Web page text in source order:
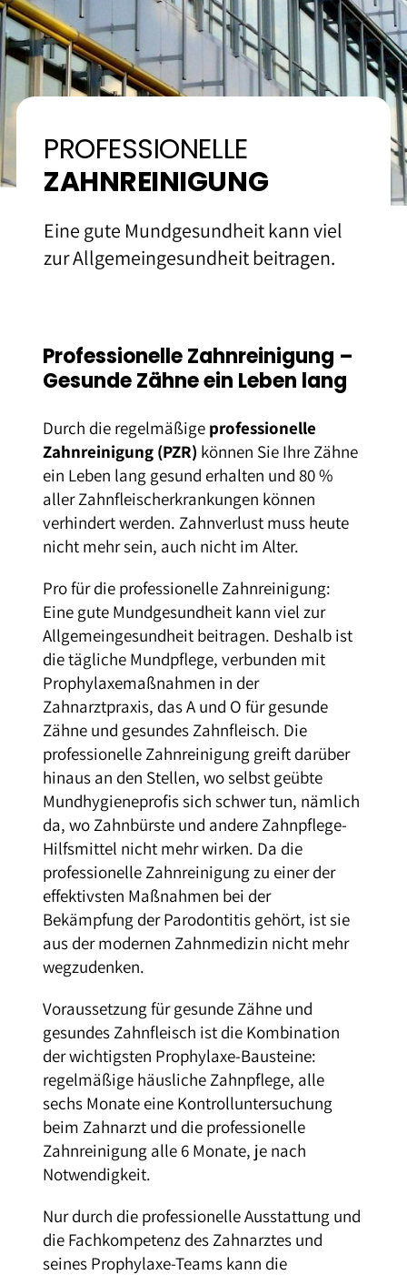
Kontakt und Anfahrt
PROFESSIONELLE
ZAHN­REINIGUNG
Eine gute Mundgesundheit kann viel
zur Allgemeingesundheit beitragen.
Professionelle Zahnreinigung –
Gesunde Zähne ein Leben lang
Durch die regelmäßige professionelle
Zahnreinigung (PZR) können Sie Ihre Zähne
ein Leben lang gesund erhalten und 80 %
aller Zahnfleischerkrankungen können
verhindert werden. Zahnverlust muss heute
nicht mehr sein, auch nicht im Alter.
Pro für die professionelle Zahnreinigung:
Eine gute Mundgesundheit kann viel zur
Allgemeingesundheit beitragen. Deshalb ist
die tägliche Mundpflege, verbunden mit
Prophylaxemaßnahmen in der
Zahnarztpraxis, das A und O für gesunde
Zähne und gesundes Zahnfleisch. Die
professionelle Zahnreinigung greift darüber
hinaus an den Stellen, wo selbst geübte
Mundhygieneprofis sich schwer tun, nämlich
da, wo Zahnbürste und andere Zahnpflege-
Hilfsmittel nicht mehr wirken. Da die
professionelle Zahnreinigung zu einer der
effektivsten Maßnahmen bei der
Bekämpfung der Parodontitis gehört, ist sie
aus der modernen Zahnmedizin nicht mehr
wegzudenken.
Voraussetzung für gesunde Zähne und
gesundes Zahnfleisch ist die Kombination
der wichtigsten Prophylaxe-Bausteine:
regelmäßige häusliche Zahnpflege, alle
sechs Monate eine Kontrolluntersuchung
beim Zahnarzt und die professionelle
Zahnreinigung alle 6 Monate, je nach
Notwendigkeit.
Nur durch die professionelle Ausstattung und
die Fachkompetenz des Zahnarztes und
seines Prophylaxe-Teams kann die